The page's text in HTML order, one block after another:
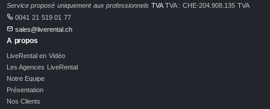
Service proposé uniquement aux professionnels TVATVA : CHE-204.908.135 TVA
0041 21 519 01 77
sales@liverental.ch
A propos
LiveRental en Vidéo
Les Agences LiveRental
Notre Equipe
Présentation
Nos Clients